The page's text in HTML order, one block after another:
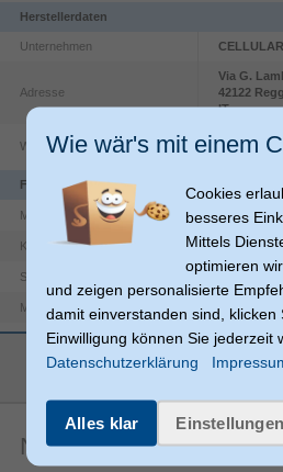
Herstellerdaten
Unternehmen
Adresse
Via G.
42122
IT
Website
https://
sito-web
Funktionen
Maximale Bildschirmgröße 16 cm
Kompatibilität iPhone 17
Schutzfunktion
Markenkompatibilität Apple
Schutzart
Gewicht & Abmessungen
Gewicht
55 mm
Breite 2,2 mm
mehr
Noch keine
Wie wär's mit einem
Cookies
besseres
Mittels
optimieren
und zeigen personalisierte
damit einverstanden sind, klicken
Einwilligung können Sie jederzeit
Datenschutzerklärung
Alles klar Einstellungen